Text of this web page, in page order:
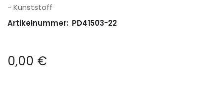
- Kunststoff
Artikelnummer: PD41503-22
0,00 €